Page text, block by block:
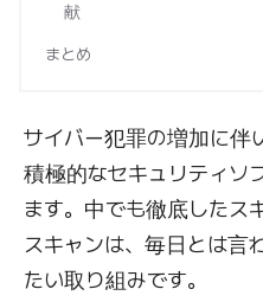
献
まとめ
サイバー犯罪の増加に伴
積極的なセキュリティソ
ます。中でも徹底したス
スキャンは、毎日とは言
たい取り組みです。